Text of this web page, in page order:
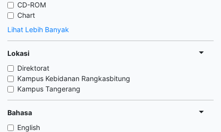
CD-ROM
Chart
Lihat Lebih Banyak
Lokasi
Direktorat
Kampus Kebidanan Rangkasbitung
Kampus Tangerang
Bahasa
English